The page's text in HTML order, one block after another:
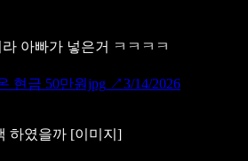
아빠가 넣은거 ㅋㅋㅋㅋ
현금 50만원jpg ↗3/14/2026
하였을까 [이미지]